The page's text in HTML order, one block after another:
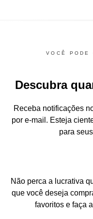
VOCÊ PODE
Descubra
Receba notificações
por e-mail. Esteja
para
Não perca a lucrativa
que você deseja
favoritos e faça